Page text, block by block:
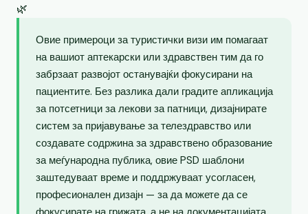
🌿
Овие примероци за туристички визи им помагаат
на вашиот аптекарски или здравствен тим да го
забрзаат развојот останувајќи фокусирани на
пациентите. Без разлика дали градите апликација
за потсетници за лекови за патници, дизајнирате
систем за пријавување за телездравство или
создавате содржина за здравствено образование
за меѓународна публика, овие PSD шаблони
заштедуваат време и поддржуваат усогласен,
професионален дизајн — за да можете да се